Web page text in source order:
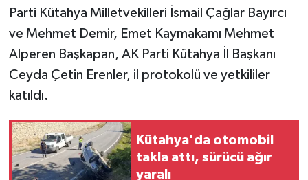
Parti Kütahya Milletvekilleri İsmail Çağlar Bayırcı
ve Mehmet Demir, Emet Kaymakamı Mehmet
Alperen Başkapan, AK Parti Kütahya İl Başkanı
Ceyda Çetin Erenler, il protokolü ve yetkililer
katıldı.
Kütahya'da otomobil
takla attı, sürücü ağır
yaralı
Politika
Resmi İlan
Sağlık
Şaphane